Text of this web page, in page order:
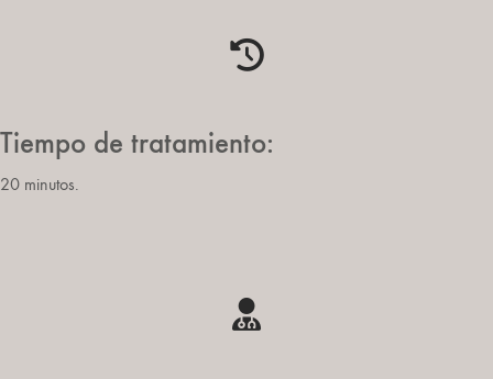
Tiempo de tratamiento:
20 minutos.